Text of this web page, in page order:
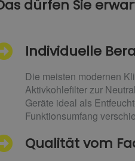
dürfen Sie
Individuelle
Die meisten modernen
Aktivkohlefilter zur
Geräte ideal als
Funktionsumfang
Qualität vom